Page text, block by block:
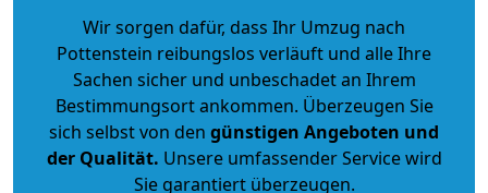
Wir sorgen dafür, dass Ihr Umzug nach
Pottenstein reibungslos verläuft und alle Ihre
Sachen sicher und unbeschadet an Ihrem
Bestimmungsort ankommen. Überzeugen Sie
sich selbst von den günstigen Angeboten und
der Qualität. Unsere umfassender Service wird
Sie garantiert überzeugen.